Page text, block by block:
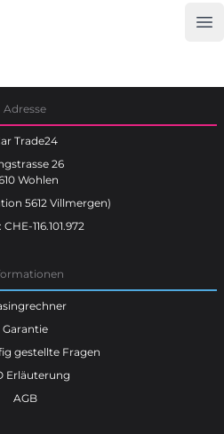
Adresse
Trade24
26
Wohlen
5612 Villmergen)
CHE-116.101.972
Garantie
gestellte Fragen
Erläuterung
AGB